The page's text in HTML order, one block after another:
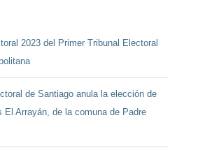
2023 del Primer Tribunal Electoral
de Santiago anula la elección de
El Arrayán, de la comuna de Padre